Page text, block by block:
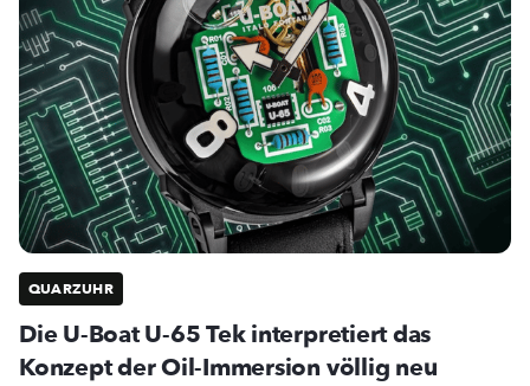
QUARZUHR
Die U-Boat U-65 Tek interpretiert das
Konzept der Oil-Immersion völlig neu